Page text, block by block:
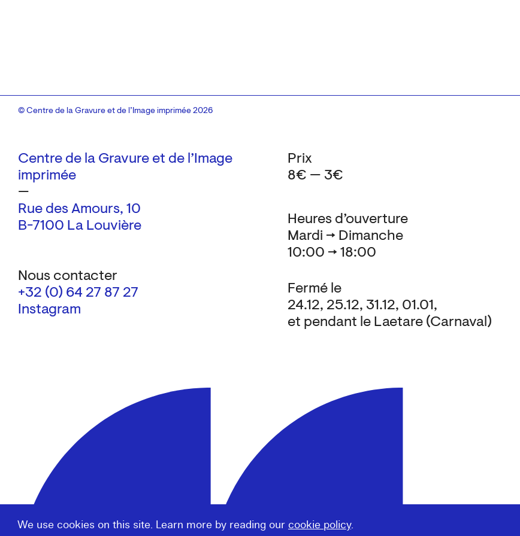
We use cookies on this site. Learn more by reading our cookie policy.
Centre de la Gravure et de l’Image
imprimée
—
Rue des Amours, 10
B-7100 La Louvière
Nous contacter
+32 (0) 64 27 87 27
Instagram
Heures d’ouverture
Mardi → Dimanche
10:00 → 18:00
Fermé le
24.12, 25.12, 31.12, 01.01,
et pendant le Laetare (Carnaval)
Prix
8€ — 3€
© Centre de la Gravure et de l’Image imprimée 2026